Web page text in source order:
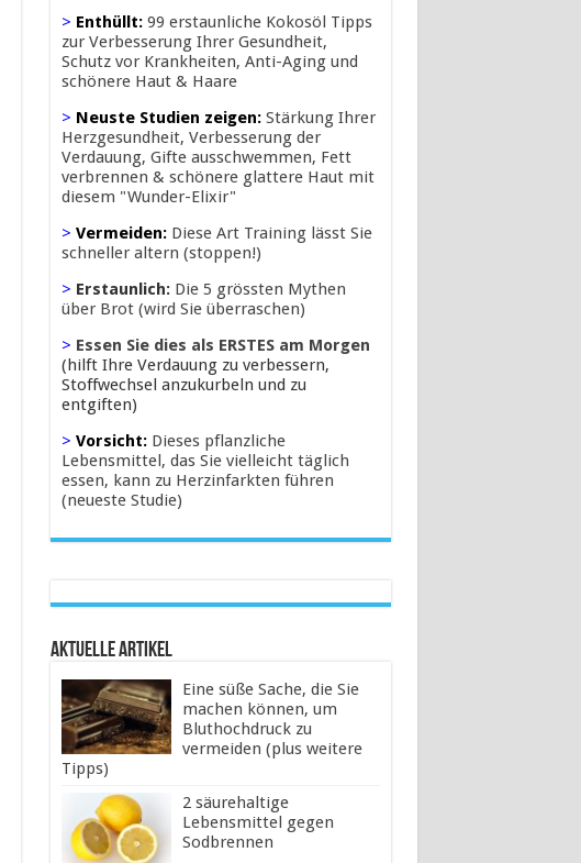
> Enthüllt: 99 erstaunliche Kokosöl Tipps
zur Verbesserung Ihrer Gesundheit,
Schutz vor Krankheiten, Anti-Aging und
schönere Haut & Haare
> Neuste Studien zeigen: Stärkung Ihrer
Herzgesundheit, Verbesserung der
Verdauung, Gifte ausschwemmen, Fett
verbrennen & schönere glattere Haut mit
diesem "Wunder-Elixir"
> Vermeiden: Diese Art Training lässt Sie
schneller altern (stoppen!)
> Erstaunlich: Die 5 grössten Mythen
über Brot (wird Sie überraschen)
> Essen Sie dies als ERSTES am Morgen
(hilft Ihre Verdauung zu verbessern,
Stoffwechsel anzukurbeln und zu
entgiften)
> Vorsicht: Dieses pflanzliche
Lebensmittel, das Sie vielleicht täglich
essen, kann zu Herzinfarkten führen
(neueste Studie)
Aktuelle Artikel
Eine süße Sache, die Sie
machen können, um
Bluthochdruck zu
vermeiden (plus weitere
Tipps)
2 säurehaltige
Lebensmittel gegen
Sodbrennen